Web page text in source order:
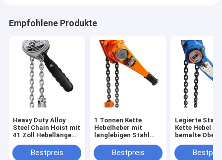
Empfohlene Produkte
Heavy Duty Alloy
Steel Chain Hoist mit
41 Zoll Hebellänge
Haltbarkeit
Bestpreis
1 Tonnen Kette
Hebelheber mit
langlebigen Stahl
StahlketteBestpreis
Legierte Stahl
Kette Hebel
bemalte
Stahl Hebel